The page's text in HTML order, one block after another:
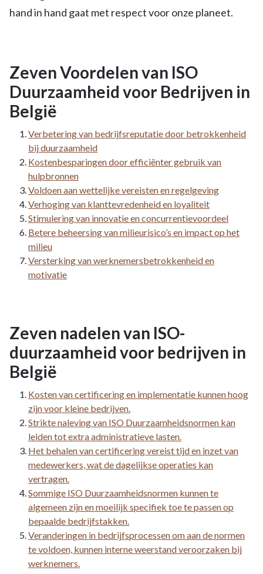
hand in hand gaat met respect voor onze planeet.
Zeven Voordelen van ISO
Duurzaamheid voor Bedrijven in
België
Verbetering van bedrijfsreputatie door betrokkenheid
bij duurzaamheid
Kostenbesparingen door efficiënter gebruik van
hulpbronnen
Voldoen aan wettelijke vereisten en regelgeving
Verhoging van klanttevredenheid en loyaliteit
Stimulering van innovatie en concurrentievoordeel
Betere beheersing van milieurisico’s en impact op het
milieu
Versterking van werknemersbetrokkenheid en
motivatie
Zeven nadelen van ISO-
duurzaamheid voor bedrijven in
België
Kosten van certificering en implementatie kunnen hoog
zijn voor kleine bedrijven.
Strikte naleving van ISO Duurzaamheidsnormen kan
leiden tot extra administratieve lasten.
Het behalen van certificering vereist tijd en inzet van
medewerkers, wat de dagelijkse operaties kan
vertragen.
Sommige ISO Duurzaamheidsnormen kunnen te
algemeen zijn en moeilijk specifiek toe te passen op
bepaalde bedrijfstakken.
Veranderingen in bedrijfsprocessen om aan de normen
te voldoen, kunnen interne weerstand veroorzaken bij
werknemers.